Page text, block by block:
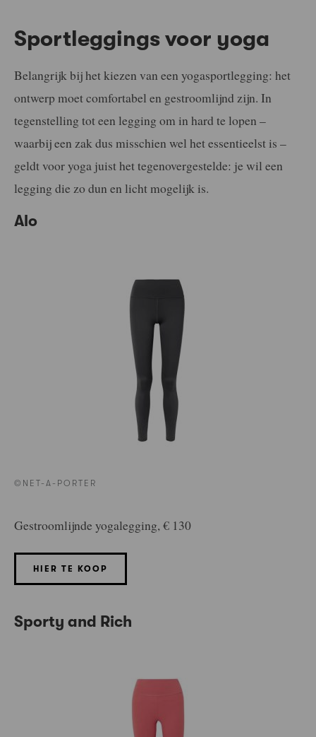
Sportleggings voor yoga
Belangrijk bij het kiezen van een yogasportlegging: het
ontwerp moet comfortabel en gestroomlijnd zijn. In
tegenstelling tot een legging om in hard te lopen –
waarbij een zak dus misschien wel het essentieelst is –
geldt voor yoga juist het tegenovergestelde: je wil een
legging die zo dun en licht mogelijk is.
Alo
©NET-A-PORTER
Gestroomlijnde yogalegging, € 130
HIER TE KOOP
Sporty and Rich